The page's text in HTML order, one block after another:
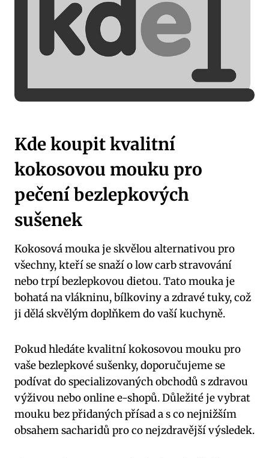
Kde koupit kvalitní
kokosovou mouku pro
pečení bezlepkových
sušenek
Kokosová mouka je skvělou alternativou pro
všechny, kteří se snaží o low carb stravování
nebo trpí bezlepkovou dietou. Tato mouka je
bohatá na vlákninu, bílkoviny a zdravé tuky, což
ji dělá skvělým doplňkem do vaší kuchyně.
Pokud hledáte kvalitní kokosovou mouku pro
vaše bezlepkové sušenky, doporučujeme se
podívat do specializovaných obchodů s zdravou
výživou nebo online e-shopů. Důležité je vybrat
mouku bez přidaných přísad a s co nejnižším
obsahem sacharidů pro co nejzdravější výsledek.